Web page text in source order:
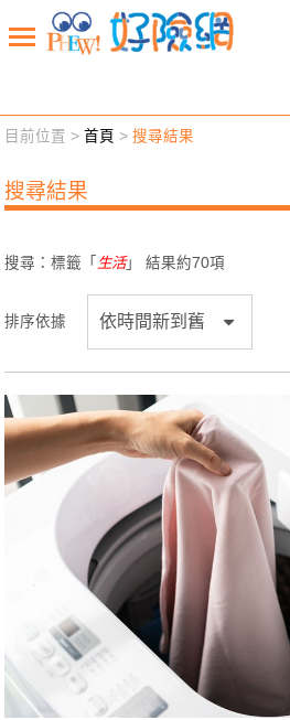
新聞觀點 業務交流
退休先準備 好險學堂
目前位置 >首頁 >搜尋結果
搜尋結果
搜尋：標籤「 生活」 結果約70項
排序依據